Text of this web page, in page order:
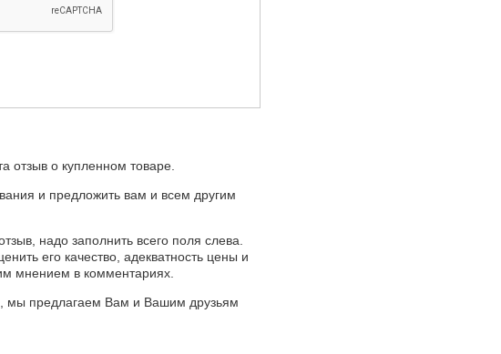
отзыв о купленном товаре.
и предложить вам и всем другим
надо заполнить всего поля слева.
его качество, адекватность цены и
мнением в комментариях.
мы предлагаем Вам и Вашим друзьям